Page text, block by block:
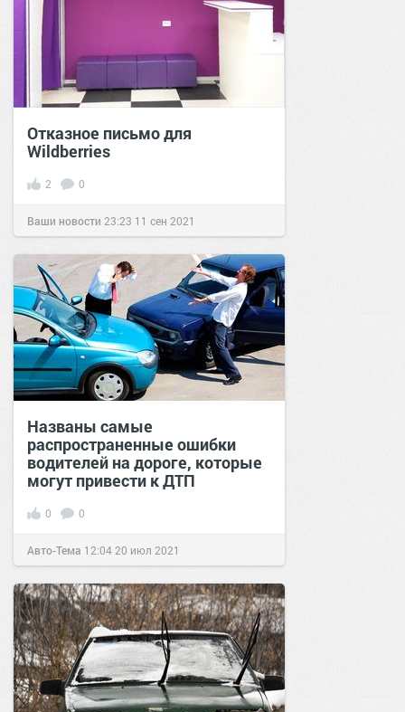
Отказное письмо для
Wildberries
2 0
Ваши новости 23:23 11 сен 2021
Названы самые
распространенные ошибки
водителей на дороге, которые
могут привести к ДТП
0 0
Авто-Тема 12:0420 июл 2021